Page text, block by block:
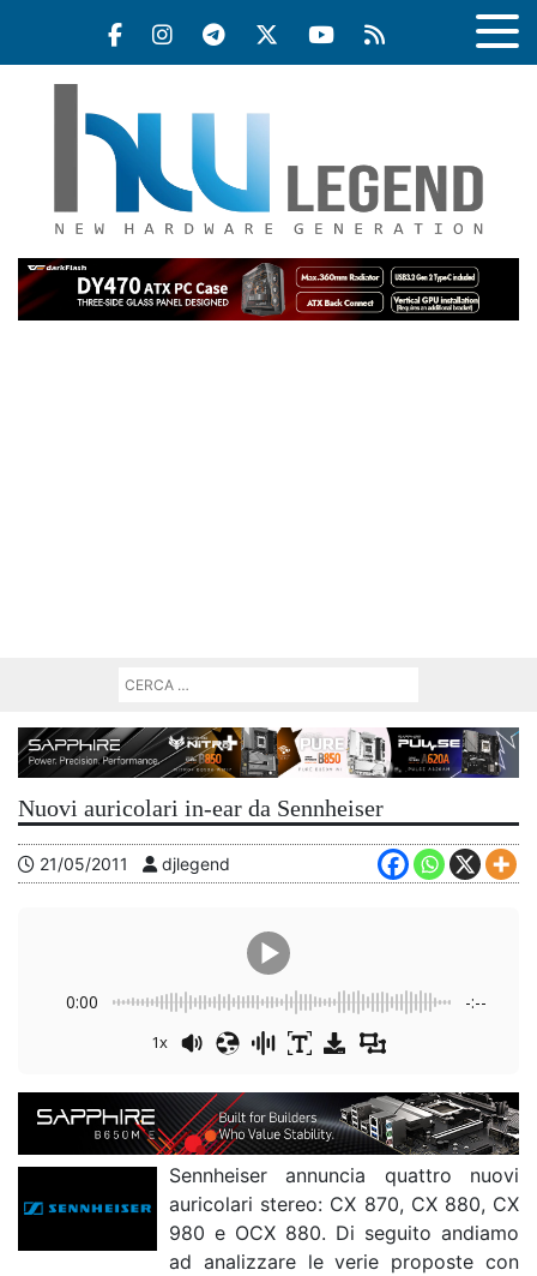
Nuovi auricolari in-ear da Sennheiser
21/05/2011 djlegend
0:00 -:--
1x
Sennheiser annuncia quattro nuovi
auricolari stereo: CX 870, CX 880, CX
980 e OCX 880. Di seguito andiamo
ad analizzare le verie proposte con